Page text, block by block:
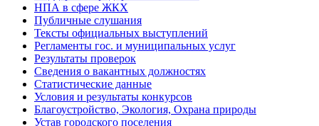
НПА в сфере ЖКХ
Публичные слушания
Тексты официальных выступлений
Регламенты гос. и муниципальных услуг
Результаты проверок
Сведения о вакантных должностях
Статистические данные
Условия и результаты конкурсов
Благоустройство, Экология, Охрана природы
Устав городского поселения